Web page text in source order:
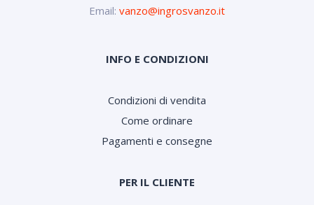
Email: vanzo@ingrosvanzo.it
INFO E CONDIZIONI
Condizioni di vendita
Come ordinare
Pagamenti e consegne
PER IL CLIENTE